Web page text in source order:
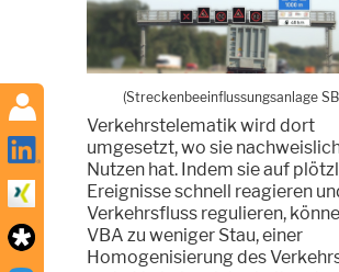
(Streckenbeeinflussungsanlage
Verkehrstelematik wird dort
umgesetzt, wo sie
Nutzen hat. Indem sie auf
Ereignisse schnell reagieren
Verkehrsfluss regulieren,
VBA zu weniger Stau, einer
Homogenisierung des